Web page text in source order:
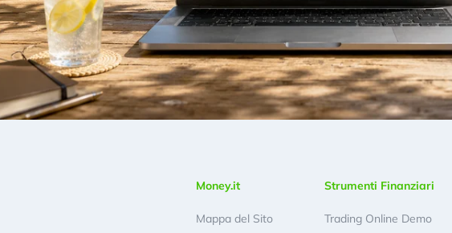
Money.it
Mappa del Sito
Strumenti Finanziari
Trading Online Demo